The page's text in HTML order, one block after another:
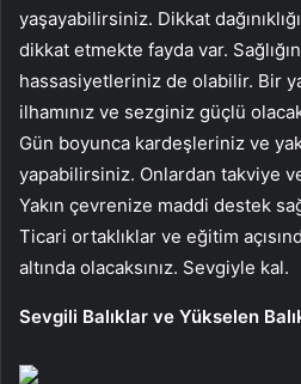
yaşayabilirsiniz. Dikkat
dikkat etmekte fayda var.
hassasiyetleriniz de olabilir. Bir
ilhamınız ve sezginiz güçlü
Gün boyunca kardeşleriniz ve
yapabilirsiniz. Onlardan takviye
Yakın çevrenize maddi destek
Ticari ortaklıklar ve eğitim
altında olacaksınız. Sevgiyle kal.
Sevgili Balıklar ve Yükselen